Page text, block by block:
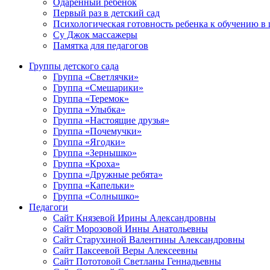
Одаренный ребенок
Первый раз в детский сад
Психологическая готовность ребенка к обучению в
Су Джок массажеры
Памятка для педагогов
Группы детского сада
Группа «Светлячки»
Группа «Смешарики»
Группа «Теремок»
Группа «Улыбка»
Группа «Настоящие друзья»
Группа «Почемучки»
Группа «Ягодки»
Группа «Зернышко»
Группа «Кроха»
Группа «Дружные ребята»
Группа «Капельки»
Группа «Солнышко»
Педагоги
Сайт Князевой Ирины Александровны
Сайт Морозовой Инны Анатольевны
Сайт Старухиной Валентины Александровны
Сайт Паксеевой Веры Алексеевны
Сайт Пототовой Светланы Геннадьевны